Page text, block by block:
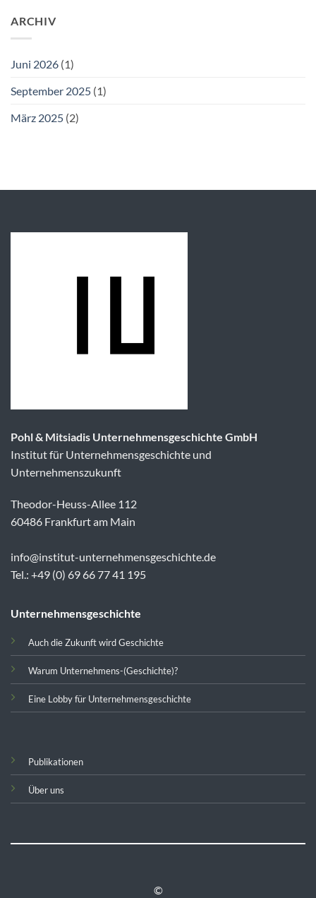
ARCHIV
Juni 2026 (1)
September 2025 (1)
März 2025 (2)
Pohl & Mitsiadis Unternehmensgeschichte GmbH
Institut für Unternehmensgeschichte und
Unternehmenszukunft
Theodor-Heuss-Allee 112
60486 Frankfurt am Main
info@institut-unternehmensgeschichte.de
Tel.: +49 (0) 69 66 77 41 195
Unternehmensgeschichte
Auch die Zukunft wird Geschichte
Warum Unternehmens-(Geschichte)?
Eine Lobby für Unternehmensgeschichte
Publikationen
Über uns
©